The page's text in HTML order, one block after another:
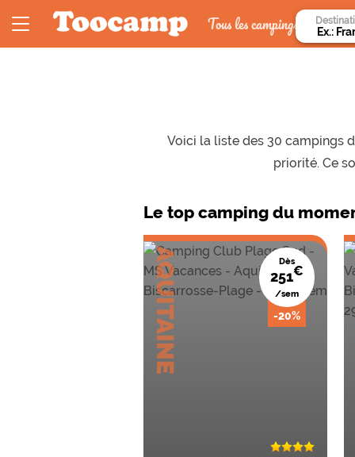
Tous les campings
Voici la liste des 30 campings
priorité. Ce
Le top camping du
AQUITAINE Dès
251€
/sem
-20%